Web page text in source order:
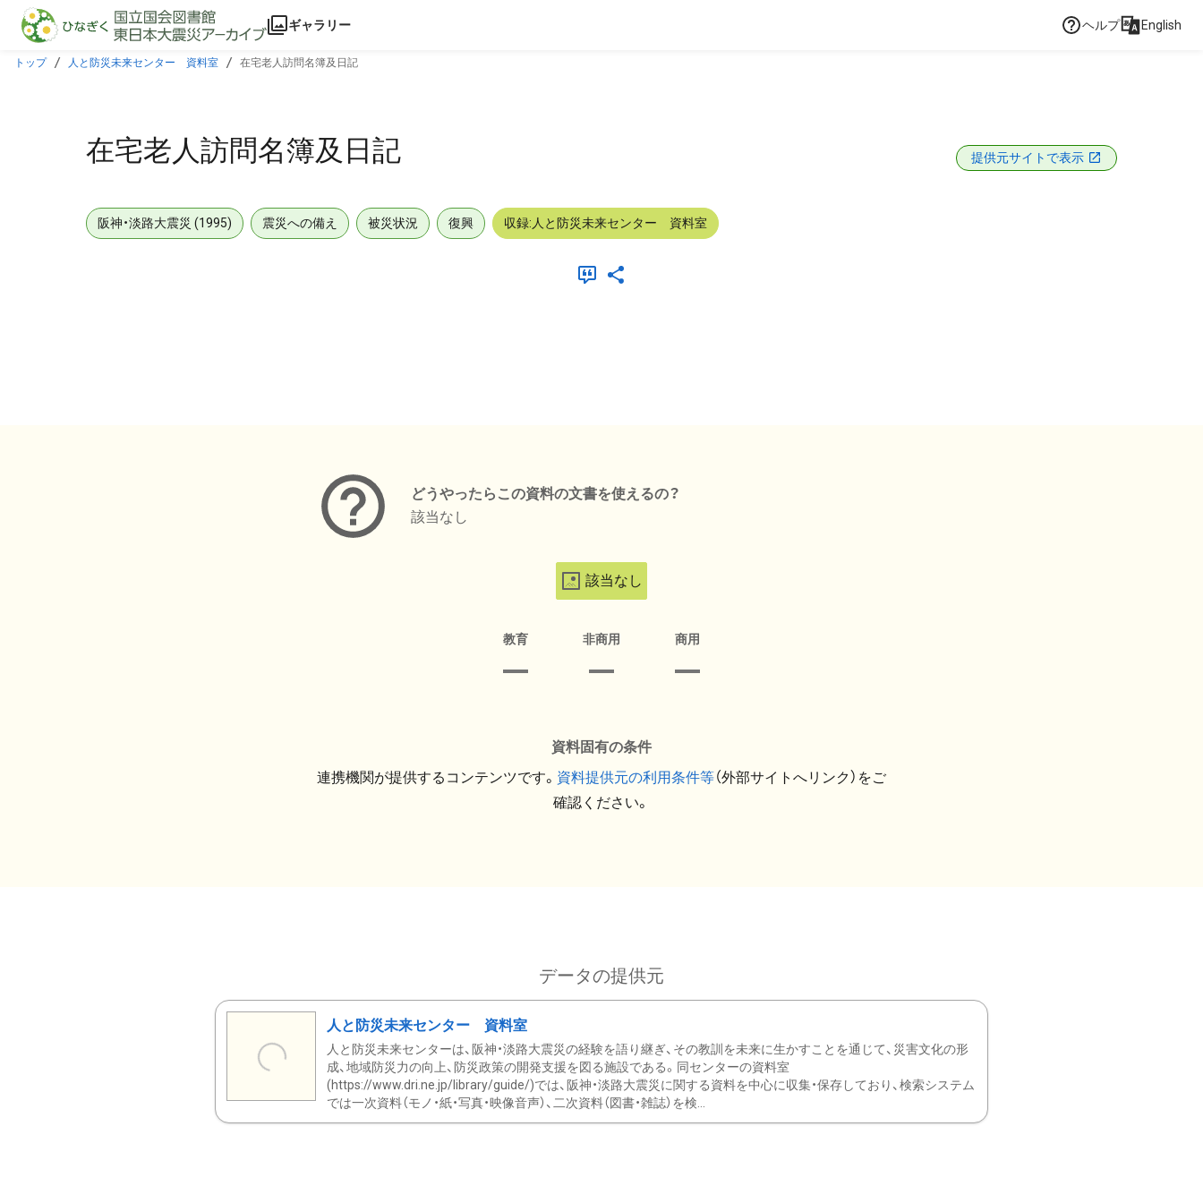
本文に飛ぶ
ギャラリー ヘルプ English
トップ 人と防災未来センター 資料室 在宅老人訪問名簿及日記
在宅老人訪問名簿及日記 提供元サイトで表示
阪神・淡路大震災 (1995) 震災への備え 被災状況 復興 収録:人と防災未来センター 資料室
どうやったらこの資料の文書を使えるの？
該当なし
該当なし
教育 非商用 商用
資料固有の条件
連携機関が提供するコンテンツです。 資料提供元の利用条件等（外部サイトへリンク）をご
確認ください。
データの提供元
人と防災未来センター 資料室
人と防災未来センターは、阪神・淡路大震災の経験を語り継ぎ、その教訓を未来に生かすことを通じて、災害文化の形
成、地域防災力の向上、防災政策の開発支援を図る施設である。同センターの資料室
(https://www.dri.ne.jp/library/guide/)では、阪神・淡路大震災に関する資料を中心に収集・保存しており、検索システム
では一次資料（モノ・紙・写真・映像音声）、二次資料（図書・雑誌）を検...